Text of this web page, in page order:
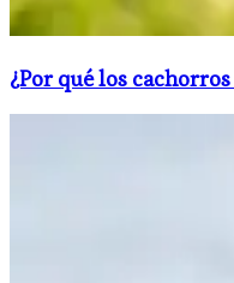
¿Por qué los